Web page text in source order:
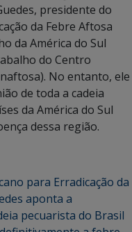
presidente do
da Febre Aftosa
da América do Sul
do Centro
No entanto, ele
de toda a cadeia
da América do Sul
dessa região.